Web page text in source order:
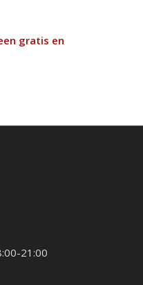
gratis en
21:00